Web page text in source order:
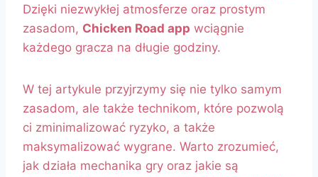
Dzięki niezwykłej atmosferze oraz prostym
zasadom, Chicken Road app wciągnie
każdego gracza na długie godziny.
W tej artykule przyjrzymy się nie tylko samym
zasadom, ale także technikom, które pozwolą
ci zminimalizować ryzyko, a także
maksymalizować wygrane. Warto zrozumieć,
jak działa mechanika gry oraz jakie są